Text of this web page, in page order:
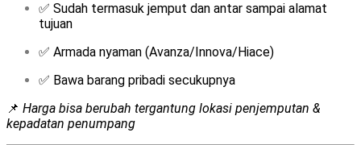
✅ Sudah termasuk jemput dan antar sampai alamat
tujuan
✅ Armada nyaman (Avanza/Innova/Hiace)
✅ Bawa barang pribadi secukupnya
📌 Harga bisa berubah tergantung lokasi penjemputan &
kepadatan penumpang